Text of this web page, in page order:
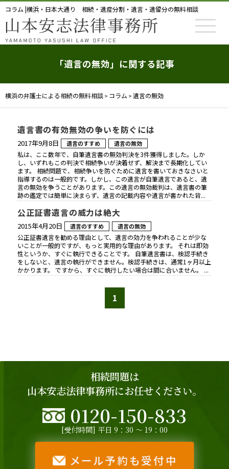
コラム |横浜・日本大通り 相続・遺産分割・遺言・遺留分の無料相談
「遺言の無効」に関する記事
横浜の弁護士による相続の無料相談 > コラム > 遺言の無効
遺言書の有効無効の争いを防ぐには
2017年9月8日 遺言のすすめ 遺言の無効
私は、ここ数年で、自筆遺言書の無効判決を3件獲得しました。しか
し、いずれもこの判決で相続争いが決着せず、解決まで長期化してい
ます。 相続問題で、相続争いを防ぐために遺言を書いておきなさいと
指導するのは一般的です。しかし、この遺言が自筆遺言であると、遺
言の無効を争うことがあります。この遺言の無効裁判は、遺言書の筆
跡の鑑定では簡単に決まらず、遺言の記載内容や遺言が書かれた背...
公正証書遺言の威力は絶大
2015年4月20日 遺言のすすめ 遺言の無効
公正証書遺言を勧める理由として、遺言の効力を争われることが少な
いことが一般的ですが、もっと実用的な理由があります。 それは即効
性というか、すぐに執行できることです。 自筆遺言書は、検認手続き
をしないと、遺言の執行ができません。検認手続きは、通常1ヶ月以上
かかります。 ですから、すぐに執行したい場合は間に合いません。 ...
1
相続問題は
山本安志法律事務所にお任せください。
0120-150-833
[受付時間] 平日 9：30 ～ 19：00